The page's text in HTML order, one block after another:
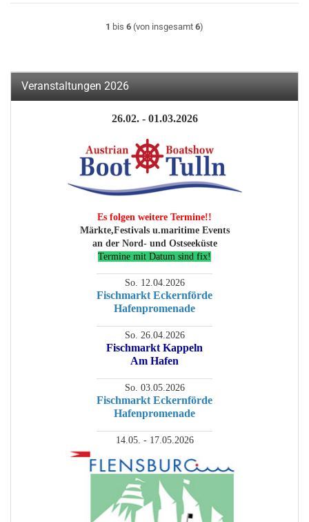
1 bis 6 (von insgesamt 6)
Veranstaltungen 2026
26.02. - 01.03.2026
Es folgen weitere Termine!!
Märkte,Festivals u.maritime Events
an der Nord- und Ostseeküste
Termine mit Datum sind fix!
So. 12.04.2026
Fischmarkt Eckernförde
Hafenpromenade
So. 26.04.2026
Fischmarkt Kappeln
Am Hafen
So. 03.05.2026
Fischmarkt Eckernförde
Hafenpromenade
14.05. - 17.05.2026